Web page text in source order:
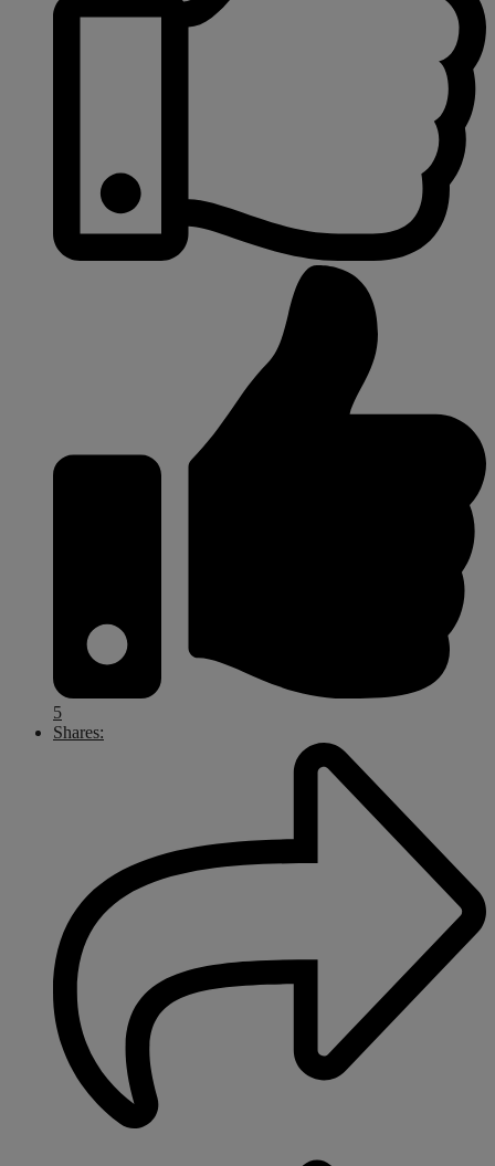
5
Shares: